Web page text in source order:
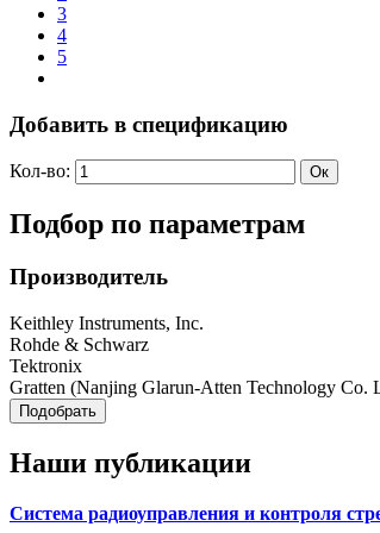
3
4
5
Добавить в спецификацию
Кол-во:
Подбор по параметрам
Производитель
Keithley Instruments, Inc.
Rohde & Schwarz
Tektronix
Gratten (Nanjing Glarun-Atten Technology Co.
Наши публикации
Система радиоуправления и контроля